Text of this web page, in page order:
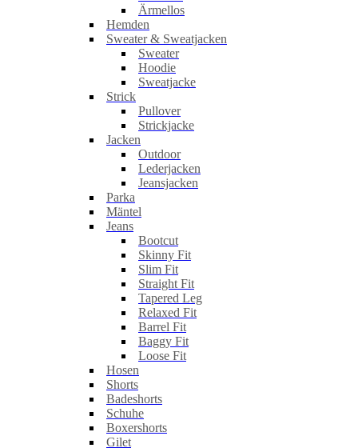
Ärmellos
Hemden
Sweater & Sweatjacken
Sweater
Hoodie
Sweatjacke
Strick
Pullover
Strickjacke
Jacken
Outdoor
Lederjacken
Jeansjacken
Parka
Mäntel
Jeans
Bootcut
Skinny Fit
Slim Fit
Straight Fit
Tapered Leg
Relaxed Fit
Barrel Fit
Baggy Fit
Loose Fit
Hosen
Shorts
Badeshorts
Schuhe
Boxershorts
Gilet